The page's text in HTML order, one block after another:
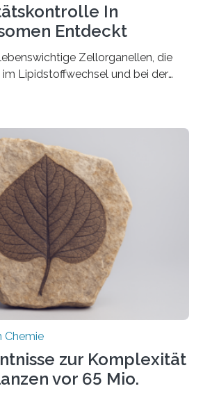
In
Entdeckt
Zellorganellen, die
Lipidstoffwechsel und bei der
zahlreiche Enzyme präzise in
Bochum um Prof. Dr. Ralf Erdmann
Yusuf hat nun einen bislang
des
in der Bäckerhefe
entdeckt, der für die
Organellen entscheidend ist. Die
Oktober 2025 in der
Chemie
zur Komplexität
vor 65 Mio.